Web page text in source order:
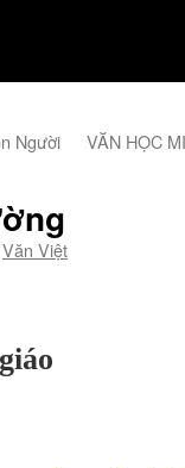
Người
VĂN HỌC
Văn Việt